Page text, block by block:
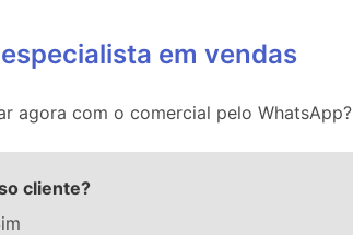
em vendas
agora com o comercial pelo WhatsApp?
cliente?